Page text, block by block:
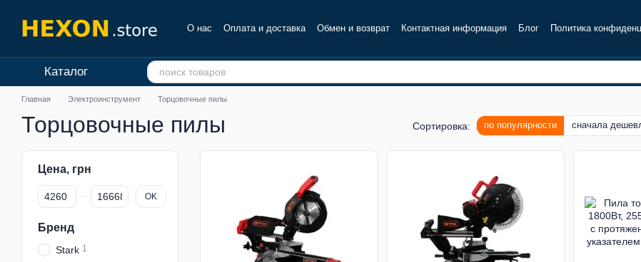
О нас Оплата и доставка Обмен и возврат Контактная информация Блог Политика
Каталог
Главная Электроинструмент Торцовочные пилы
Торцовочные пилы Сортировка: по популярности сначала
Цена, грн
От Цена, грн
До Цена, грн OK
Бренд
Stark 1